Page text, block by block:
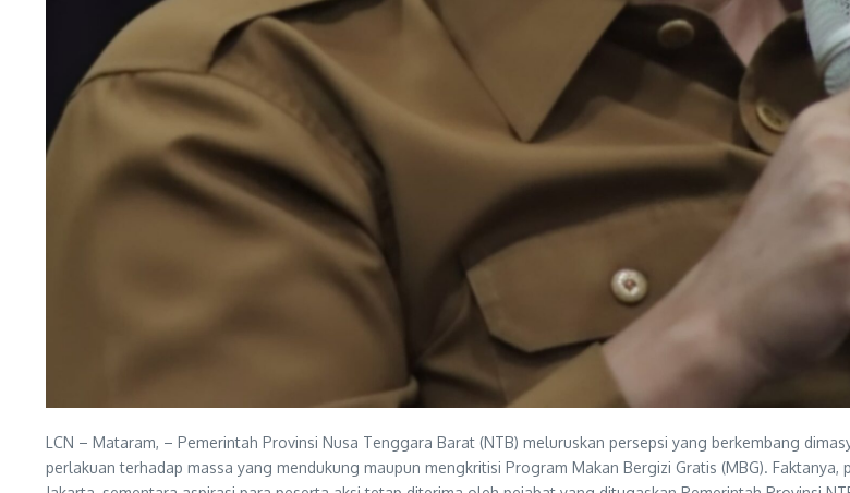
LCN – Mataram, – Pemerintah Provinsi Nusa Tenggara Barat (NTB) meluruskan persepsi yang berkembang
perlakuan terhadap massa yang mendukung maupun mengkritisi Program Makan Bergizi Gratis (MBG).